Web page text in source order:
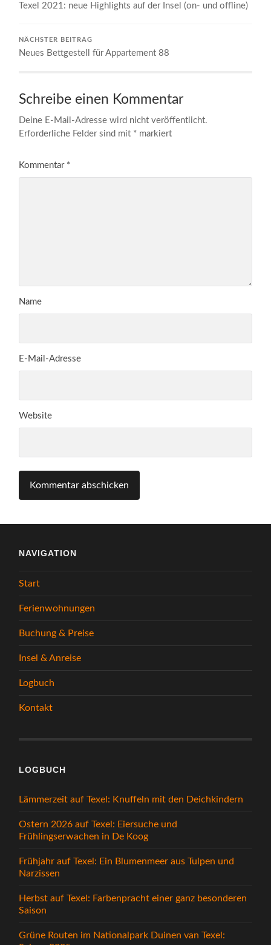
Texel 2021: neue Highlights auf der Insel (on- und offline)
NÄCHSTER BEITRAG
Neues Bettgestell für Appartement 88
Schreibe einen Kommentar
Deine E-Mail-Adresse wird nicht veröffentlicht.
Erforderliche Felder sind mit * markiert
Kommentar *
Name
E-Mail-Adresse
Website
NAVIGATION
Start
Ferienwohnungen
Buchung & Preise
Insel & Anreise
Logbuch
Kontakt
LOGBUCH
Lämmerzeit auf Texel: Knuffeln mit den Deichkindern
Ostern 2026 auf Texel: Eiersuche und
Frühlingserwachen in De Koog
Frühjahr auf Texel: Ein Blumenmeer aus Tulpen und
Narzissen
Herbst auf Texel: Farbenpracht einer ganz besonderen
Saison
Grüne Routen im Nationalpark Duinen van Texel: